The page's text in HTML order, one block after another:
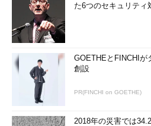
た6つのセキュリティ
GOETHEとFINCHIが
創設
PR(FINCHI on GOETHE)
2018年の災害では